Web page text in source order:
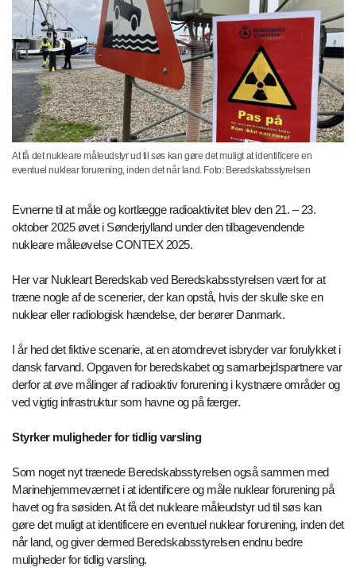
At få det nukleare måleudstyr ud til søs kan gøre det muligt at identificere en
eventuel nuklear forurening, inden det når land. Foto: Beredskabsstyrelsen
Evnerne til at måle og kortlægge radioaktivitet blev den 21. – 23.
oktober 2025 øvet i Sønderjylland under den tilbagevendende
nukleare måleøvelse CONTEX 2025.
Her var Nukleart Beredskab ved Beredskabsstyrelsen vært for at
træne nogle af de scenerier, der kan opstå, hvis der skulle ske en
nuklear eller radiologisk hændelse, der berører Danmark.
I år hed det fiktive scenarie, at en atomdrevet isbryder var forulykket i
dansk farvand. Opgaven for beredskabet og samarbejdspartnere var
derfor at øve målinger af radioaktiv forurening i kystnære områder og
ved vigtig infrastruktur som havne og på færger.
Styrker muligheder for tidlig varsling
Som noget nyt trænede Beredskabsstyrelsen også sammen med
Marinehjemmeværnet i at identificere og måle nuklear forurening på
havet og fra søsiden. At få det nukleare måleudstyr ud til søs kan
gøre det muligt at identificere en eventuel nuklear forurening, inden det
når land, og giver dermed Beredskabsstyrelsen endnu bedre
muligheder for tidlig varsling.